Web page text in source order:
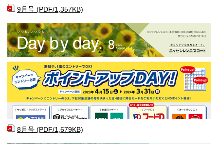
9月号 (PDF/1,357KB)
8月号 (PDF/1,679KB)